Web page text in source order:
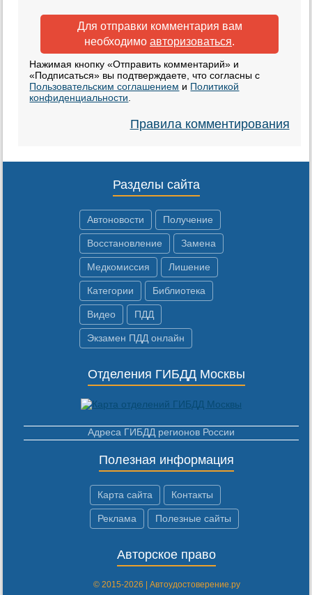
Для отправки комментария вам
необходимо авторизоваться.
Нажимая кнопку «Отправить комментарий» и
«Подписаться» вы подтверждаете, что согласны с
Пользовательским соглашением и Политикой
конфиденциальности
Правила комментирования
Разделы сайта
Автоновости Получение
Восстановление Замена
Медкомиссия Лишение
Категории Библиотека
Видео ПДД
Экзамен ПДД онлайн
Отделения ГИБДД Москвы
Адреса ГИБДД регионов России
Полезная информация
Карта сайта Контакты
Реклама Полезные сайты
Авторское право
© 2015-2026 | Автоудостоверение.ру